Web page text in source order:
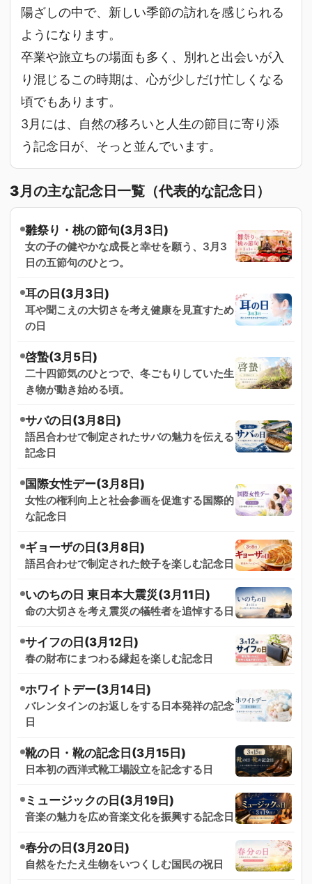
陽ざしの中で、新しい季節の訪れを感じられる
ようになります。
卒業や旅立ちの場面も多く、別れと出会いが入
り混じるこの時期は、心が少しだけ忙しくなる
頃でもあります。
3月には、自然の移ろいと人生の節目に寄り添
う記念日が、そっと並んでいます。
3月の主な記念日一覧（代表的な記念日）
雛祭り・桃の節句(3月3日)
女の子の健やかな成長と幸せを願う、3月3
日の五節句のひとつ。
耳の日(3月3日)
耳や聞こえの大切さを考え健康を見直すため
の日
啓蟄(3月5日)
二十四節気のひとつで、冬ごもりしていた生
き物が動き始める頃。
サバの日(3月8日)
語呂合わせで制定されたサバの魅力を伝える
記念日
国際女性デー(3月8日)
女性の権利向上と社会参画を促進する国際的
な記念日
ギョーザの日(3月8日)
語呂合わせで制定された餃子を楽しむ記念日
いのちの日 東日本大震災(3月11日)
命の大切さを考え震災の犠牲者を追悼する日
サイフの日(3月12日)
春の財布にまつわる縁起を楽しむ記念日
ホワイトデー(3月14日)
バレンタインのお返しをする日本発祥の記念
日
靴の日・靴の記念日(3月15日)
日本初の西洋式靴工場設立を記念する日
ミュージックの日(3月19日)
音楽の魅力を広め音楽文化を振興する記念日
春分の日(3月20日)
自然をたたえ生物をいつくしむ国民の祝日